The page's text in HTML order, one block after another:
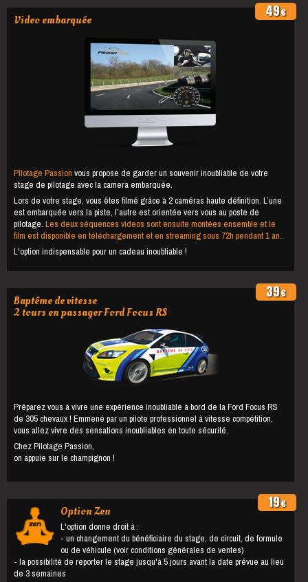
Video embarquée
49€
Pilotage Passionvous propose de garder un souvenir inoubliable de votre
stage de pilotage avec la camera embarquée.
Lors de votre stage, vous êtes filmé grâce à 2 caméras haute définition. L’une
est embarquée vers la piste, l’autre est orientée vers vous au poste de
pilotage.Les deux séquences videos sont ensuite montées ensemble et le
film est disponible en téléchargement et en streaming sous 72h pendant 1 an..
L'option indispensable pour un cadeau inoubliable !
Baptême de vitesse
2 tours en passager Ford Focus RS
39€
Préparez vous à vivre une expérience inoubliable à bord de la Ford Focus RS
de 305 chevaux ! Emmené par un pilote professionnel à vitesse compétition,
vous allez vivre des sensations inoubliables en toute sécurité.
Chez Pilotage Passion,
on appuie sur le champignon !
Option Zen
19€
L'option donne droit à :
- un changement du bénéficiaire du stage, de circuit, de formule
ou de véhicule (voir conditions générales de ventes)
- la possibilité de reporter le stage jusqu'à 5 jours avant la date prévue au lieu
de 3 semaines